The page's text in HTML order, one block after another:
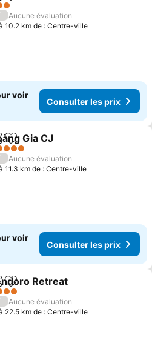
Aucune évaluation
10.2 km de : Centre-ville
voir
Consulter les prix
Ajouter à mes favoris
Gia CJ
Aucune évaluation
11.3 km de : Centre-ville
voir
Consulter les prix
Ajouter à mes favoris
Retreat
Aucune évaluation
22.5 km de : Centre-ville